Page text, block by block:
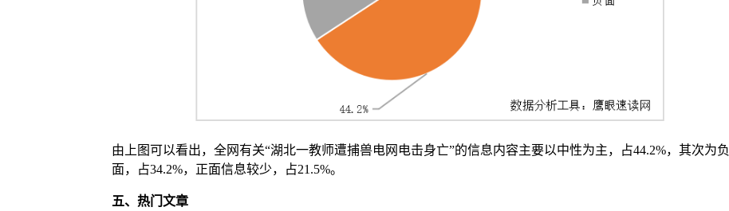
由上图可以看出，全网有关“湖北一教师遭捕兽电网电击身亡”的信息内容主要以中性为主，占44.2%，其次为负
面，占34.2%，正面信息较少，占21.5%。
五、 热门文章